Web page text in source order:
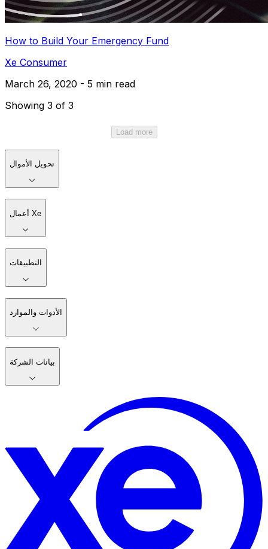
How to Build Your Emergency Fund
Xe Consumer
March 26, 2020 - 5 min read
Showing 3 of 3
Load more
تحويل الأموال
أعمال Xe
التطبيقات
الأدوات والموارد
بيانات الشركة